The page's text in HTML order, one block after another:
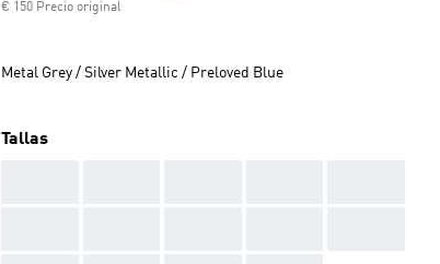
€ 150 Precio original
Metal Grey / Silver Metallic / Preloved Blue
Tallas